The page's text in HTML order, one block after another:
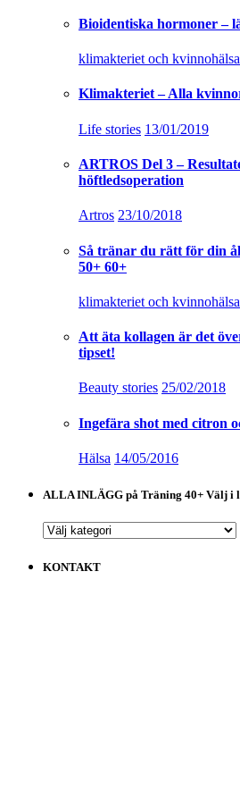
Bioidentiska hormoner –
klimakteriet och kvinnohälsa
Klimakteriet – Alla
Life stories 13/01/2019
ARTROS Del 3 –
höftledsoperation
Artros 23/10/2018
Så tränar du rätt för din
50+ 60+
klimakteriet och kvinnohälsa
Att äta kollagen är det
tipset!
Beauty stories 25/02/2018
Ingefära shot med citron
Hälsa 14/05/2016
ALLA INLÄGG på Träning 40+ Välj i
ALLA
på
KONTAKT